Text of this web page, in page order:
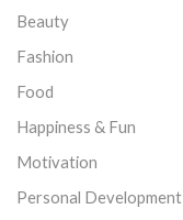
Beauty
Fashion
Food
Happiness & Fun
Motivation
Personal Development